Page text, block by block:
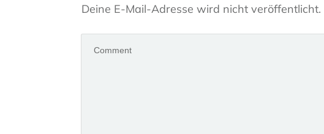
Deine E-Mail-Adresse wird nicht veröffentlicht.